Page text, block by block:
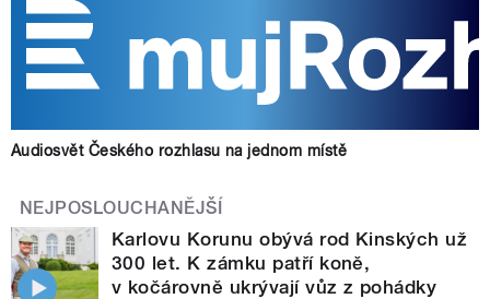
Audiosvět Českého rozhlasu na jednom místě
NEJPOSLOUCHANĚJŠÍ
Karlovu Korunu obývá rod Kinských už
300 let. K zámku patří koně,
v kočárovně ukrývají vůz z pohádky